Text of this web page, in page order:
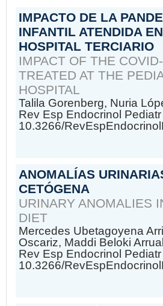
IMPACTO DE LA
INFANTIL ATENDIDA
HOSPITAL TERCIARIO
IMPACT OF THE
TREATED AT THE
HOSPITAL
Talila Gorenberg, Nuria
Rev Esp Endocrinol
10.3266/
ANOMALÍAS
CETÓGENA
URINARY ANOMALIES
DIET
Mercedes Ubetagoyena
Oscariz, Maddi Beloki
Rev Esp Endocrinol
10.3266/